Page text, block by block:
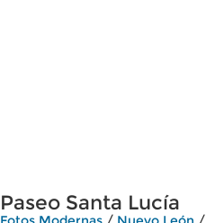
Paseo Santa Lucía